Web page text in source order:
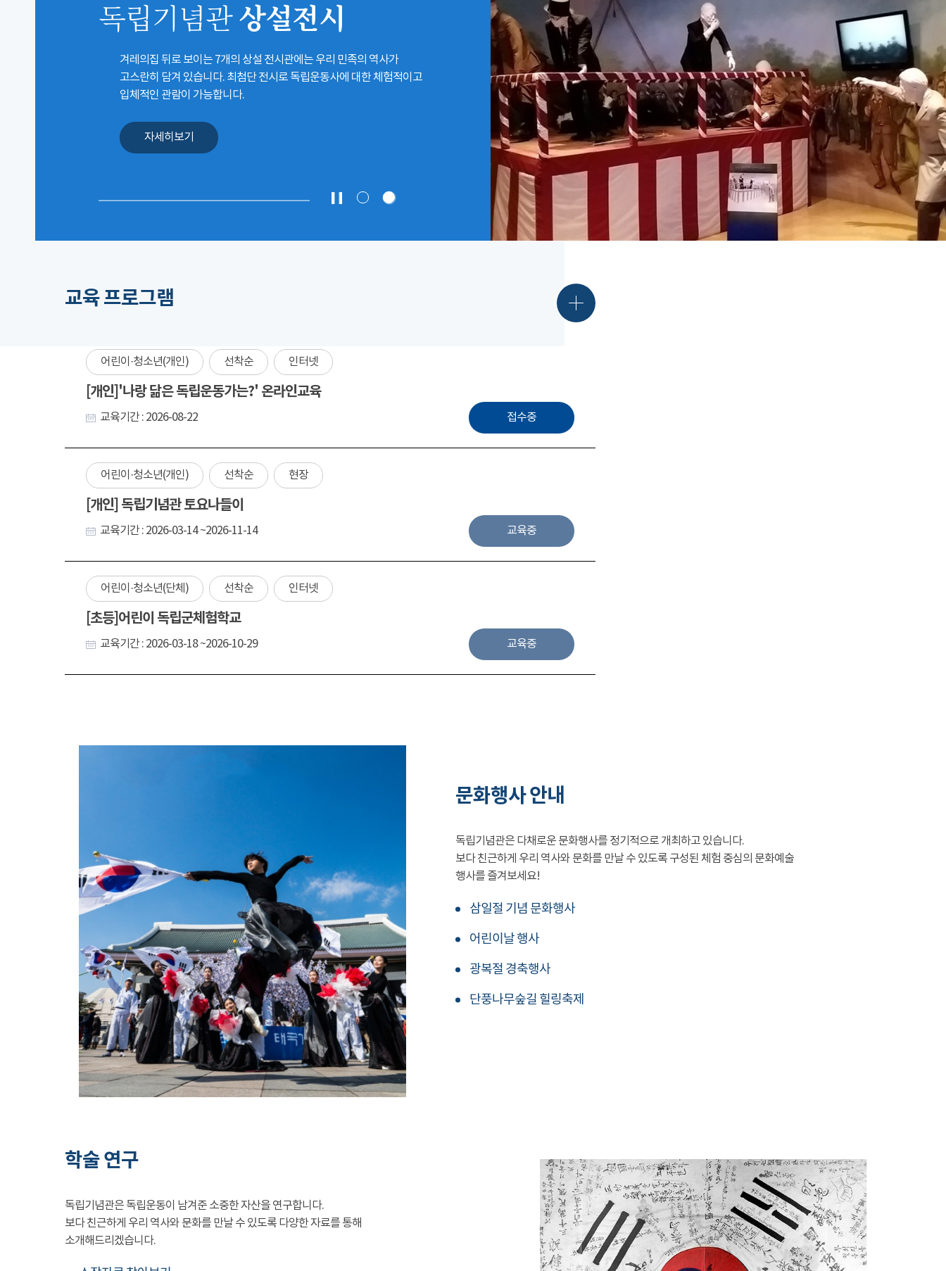
독립기념관상설전시
겨레의집 뒤로 보이는 7개의 상설 전시관에는 우리 민족의 역사가
고스란히 담겨 있습니다. 최첨단 전시로 독립운동사에 대한 체험적이고
입체적인 관람이 가능합니다.
자세히보기
교육 프로그램
어린이·청소년(개인) 선착순 인터넷
[개인]'나랑 닮은 독립운동가는?' 온라인교육
교육기간 : 2026-08-22 접수중
어린이·청소년(개인) 선착순 현장
[개인] 독립기념관 토요나들이
교육기간 : 2026-03-14 ~2026-11-14 교육중
어린이·청소년(단체) 선착순 인터넷
[초등]어린이 독립군체험학교
교육기간 : 2026-03-18 ~2026-10-29 교육중
문화행사 안내
독립기념관은 다채로운 문화행사를 정기적으로 개최하고 있습니다.
보다 친근하게 우리 역사와 문화를 만날 수 있도록 구성된 체험 중심의 문화예술
행사를 즐겨보세요!
삼일절 기념 문화행사
어린이날 행사
광복절 경축행사
단풍나무숲길 힐링축제
학술 연구
독립기념관은 독립운동이 남겨준 소중한 자산을 연구합니다.
보다 친근하게 우리 역사와 문화를 만날 수 있도록 다양한 자료를 통해
소개해드리겠습니다.